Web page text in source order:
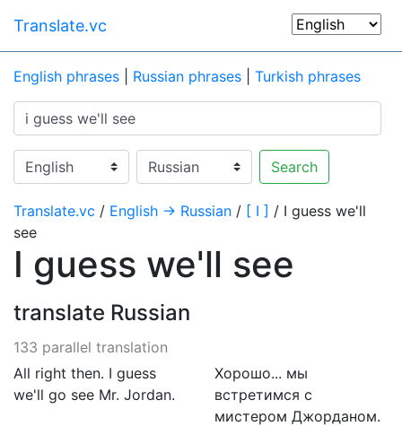
Translate.vc
English phrases Russian phrases Turkish phrases
Search
Translate.vc / English → Russian / [ I ] / I guess we'll
see
I guess we'll see
translate Russian
133 parallel translation
All right then. I guess
we'll go see Mr. Jordan.
Хорошо... мы
встретимся с
мистером Джорданом.